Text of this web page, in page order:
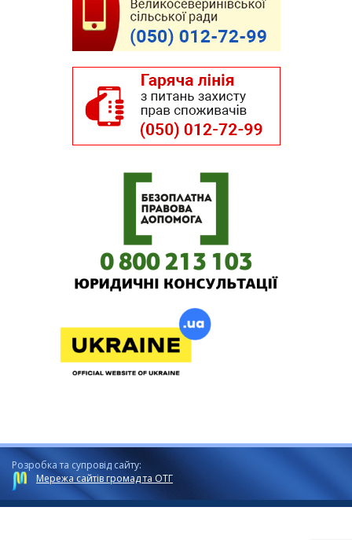
Розробка та супровід сайту:
Мережа сайтів громад та ОТГ